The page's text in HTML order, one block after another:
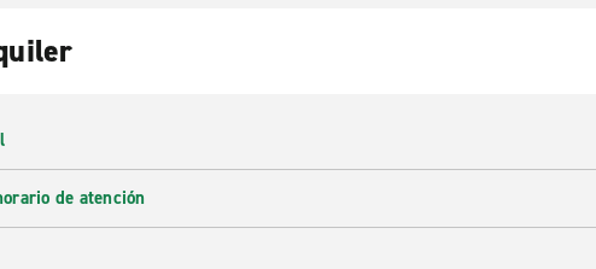
de atención